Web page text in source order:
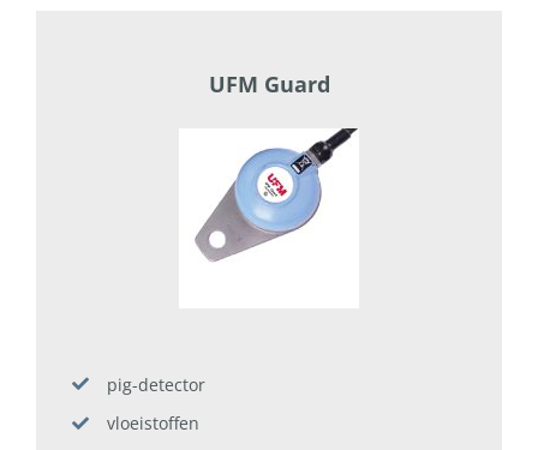
UFM Guard
pig-detector
vloeistoffen